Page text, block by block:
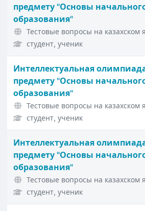
предмету "Основы
образования"
Тестовые вопросы на казахском
студент, ученик
Интеллектуальная
предмету "Основы
образования"
Тестовые вопросы на казахском
студент, ученик
Интеллектуальная
предмету "Основы
образования"
Тестовые вопросы на казахском
студент, ученик